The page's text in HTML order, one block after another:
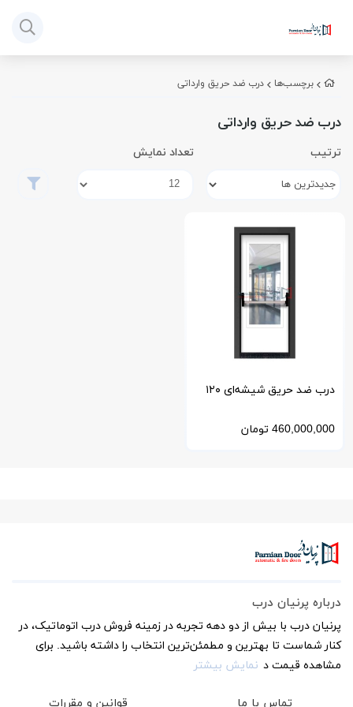
برچسب‌ها درب ضد حریق وارداتی
درب ضد حریق وارداتی
ترتیب تعداد نمایش
درب ضد حریق شیشه‌ای ۱۲۰
دقیقه | مقاوم در برابر آتش با
460,000,000 تومان
درباره پرنیان درب
پرنیان درب با بیش از دو دهه تجربه در زمینه فروش درب اتوماتیک، در
کنار شماست تا بهترین و مطمئن‌ترین انتخاب را داشته باشید. برای
مشاهده قیمت د نمایش بیشتر
تماس با ما قوانین و مقررات